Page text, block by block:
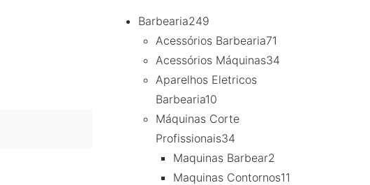
Barbearia249
Acessórios Barbearia71
Acessórios Máquinas34
Aparelhos Eletricos
Barbearia10
Máquinas Corte
Profissionais34
Maquinas Barbear2
Maquinas Contornos11